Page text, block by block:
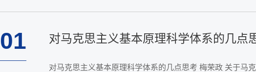
01 对马克思主义基本原理科学体系的几点
对马克思主义基本原理科学体系的几点思考 梅荣政 关于马